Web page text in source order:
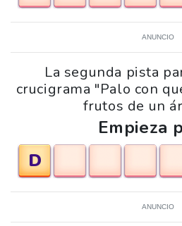
ANUNCIO
La segunda pista
crucigrama "Palo con
frutos de un
Empieza
D
ANUNCIO